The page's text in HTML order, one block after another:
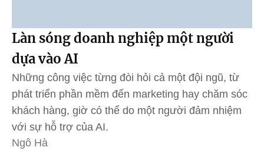
Làn sóng doanh nghiệp một người
dựa vào AI
Những công việc từng đòi hỏi cả một đội ngũ, từ
phát triển phần mềm đến marketing hay chăm sóc
khách hàng, giờ có thể do một người đảm nhiệm
với sự hỗ trợ của AI.
Ngô Hà